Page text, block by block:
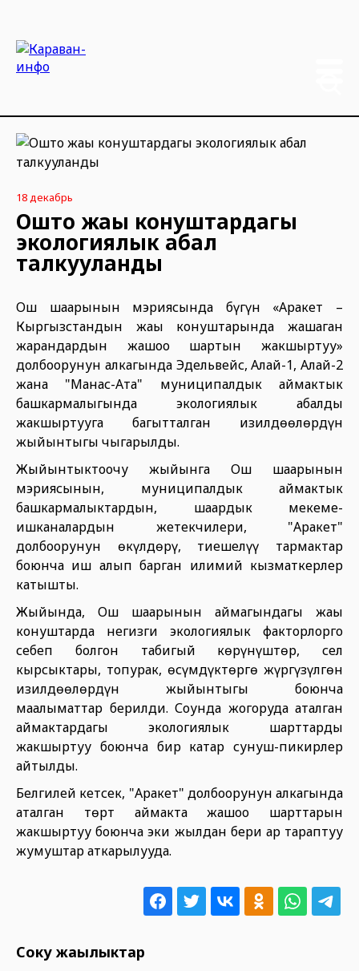
18 декабрь
Ошто жаңы конуштардагы
экологиялык абал
талкууланды
Ош шаарынын мэриясында бүгүн «Аракет –
Кыргызстандын жаңы конуштарында жашаган
жарандардын жашоо шартын жакшыртуу»
долбоорунун алкагында Эдельвейс, Алай-1, Алай-2
жана "Манас-Ата" муниципалдык аймактык
башкармалыгында экологиялык абалды
жакшыртууга багытталган изилдөөлөрдүн
жыйынтыгы чыгарылды.
Жыйынтыктоочу жыйынга Ош шаарынын
мэриясынын, муниципалдык аймактык
башкармалыктардын, шаардык мекеме-
ишканалардын жетекчилери, "Аракет"
долбоорунун өкүлдөрү, тиешелүү тармактар
боюнча иш алып барган илимий кызматкерлер
катышты.
Жыйында, Ош шаарынын аймагындагы жаңы
конуштарда негизги экологиялык факторлорго
себеп болгон табигый көрүнүштөр, сел
кырсыктары, топурак, өсүмдүктөргө жүргүзүлгөн
изилдөөлөрдүн жыйынтыгы боюнча
маалыматтар берилди. Соңунда жогоруда аталган
аймактардагы экологиялык шарттарды
жакшыртуу боюнча бир катар сунуш-пикирлер
айтылды.
Белгилей кетсек, "Аракет" долбоорунун алкагында
аталган төрт аймакта жашоо шарттарын
жакшыртуу боюнча эки жылдан бери ар тараптуу
жумуштар аткарылууда.
Соңку жаңылыктар